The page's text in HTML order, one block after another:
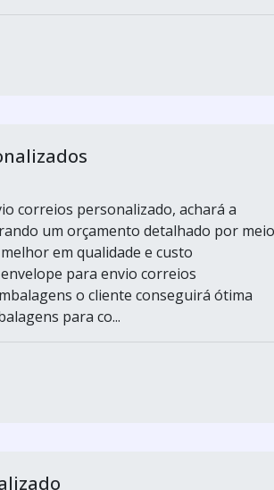
correios personalizado, achará a
um orçamento detalhado por meio
em qualidade e custo
para envio correios
o cliente conseguirá ótima
para co...